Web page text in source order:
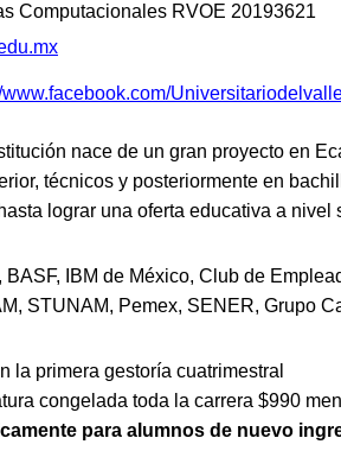
Computacionales RVOE 20193621
www.facebook.com/
nace de un gran proyecto en
técnicos y posteriormente en
lograr una oferta educativa a nivel
BASF, IBM de México, Club de
STUNAM, Pemex, SENER, Grupo
la primera gestoría cuatrimestral
congelada toda la carrera $990
para alumnos de nuevo